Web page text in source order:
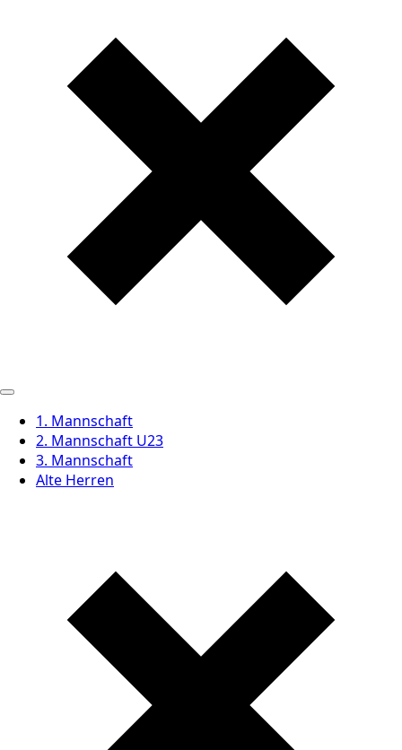
1. Mannschaft
2. Mannschaft U23
3. Mannschaft
Alte Herren